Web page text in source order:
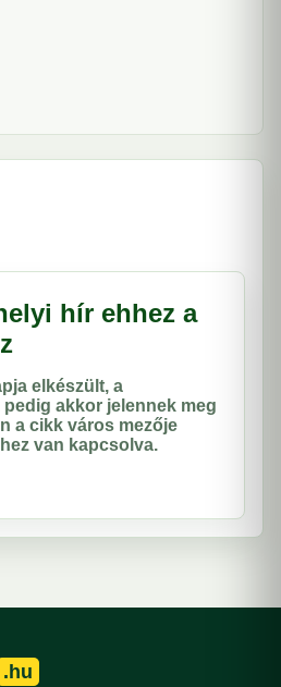
hír ehhez a
elkészült, a
akkor jelennek meg
a cikk város mezője
van kapcsolva.
.hu